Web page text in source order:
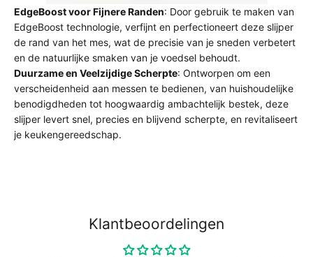
EdgeBoost voor Fijnere Randen: Door gebruik te maken van
EdgeBoost technologie, verfijnt en perfectioneert deze slijper
de rand van het mes, wat de precisie van je sneden verbetert
en de natuurlijke smaken van je voedsel behoudt.
Duurzame en Veelzijdige Scherpte: Ontworpen om een
verscheidenheid aan messen te bedienen, van huishoudelijke
benodigdheden tot hoogwaardig ambachtelijk bestek, deze
slijper levert snel, precies en blijvend scherpte, en revitaliseert
je keukengereedschap.
Klantbeoordelingen